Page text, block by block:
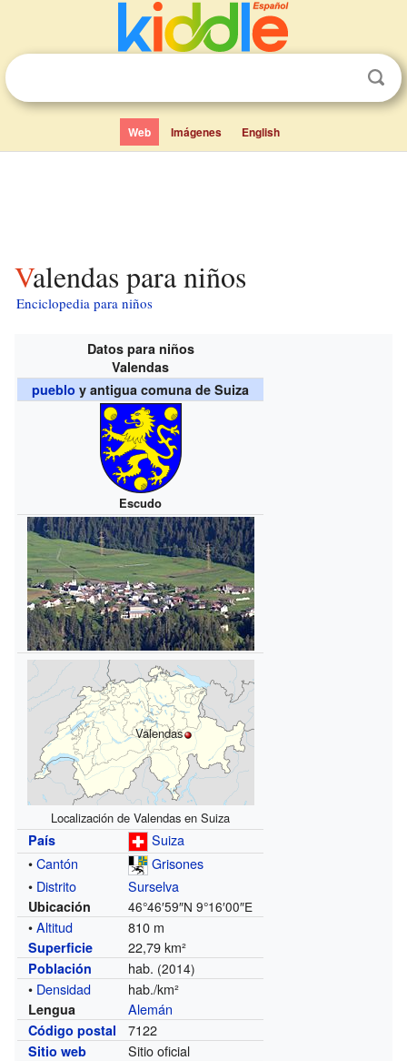
Web Imágenes English
Valendas para niños
Enciclopedia para niños
Datos para niños
Valendas
pueblo y antigua comuna de Suiza
Escudo
Valendas
Localización de Valendas en Suiza
País
Suiza
•Cantón
Grisones
• Distrito Surselva
Ubicación 46°46′59″N 9°16′00″E
•Altitud 810 m
Superficie 22,79 km²
Población hab. (2014)
• Densidad hab./km²
Lengua Alemán
Código postal 7122
Sitio web Sitio oficial